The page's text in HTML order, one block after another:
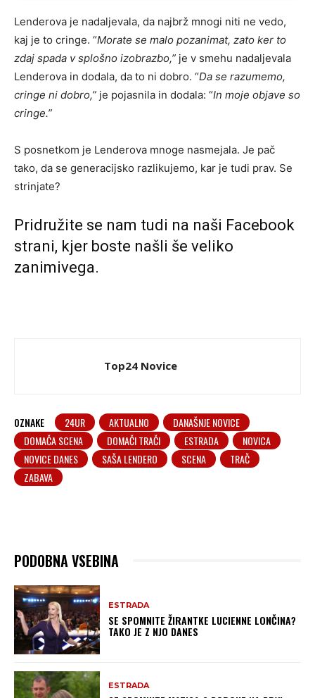
Lenderova je nadaljevala, da najbrž mnogi niti ne vedo,
kaj je to cringe. “Morate se malo pozanimat, zato ker to
zdaj spada v splošno izobrazbo,” je v smehu nadaljevala
Lenderova in dodala, da to ni dobro. “Da se razumemo,
cringe ni dobro,” je pojasnila in dodala: “In moje objave so
cringe.”
S posnetkom je Lenderova mnoge nasmejala. Je pač
tako, da se generacijsko razlikujemo, kar je tudi prav. Se
strinjate?
Pridružite se nam tudi na naši Facebook
strani, kjer boste našli še veliko
zanimivega.
Top24 Novice
OZNAKE 24UR AKTUALNO
DANAŠNJE NOVICE
DOMAČA SCENA
DOMAČI TRAČI ESTRADA
NOVICA
NOVICE DANES
SAŠA LENDERO SCENA
TRAČ
ZABAVA
PODOBNA VSEBINA
ESTRADA
SE SPOMNITE ŽIRANTKE LUCIENNE LONČINA?
TAKO JE Z NJO DANES
ESTRADA